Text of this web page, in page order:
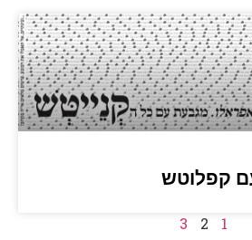
קפלוטש
1
2
3